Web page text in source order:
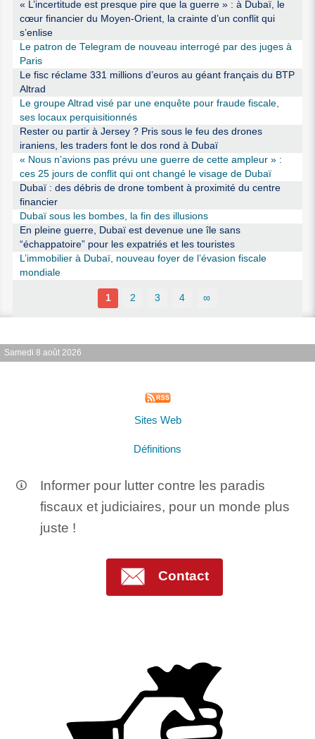
« L’incertitude est presque pire que la guerre » : à Dubaï, le
cœur financier du Moyen-Orient, la crainte d’un conflit qui
s’enlise
Le patron de Telegram de nouveau interrogé par des juges à
Paris
Le fisc réclame 331 millions d’euros au géant français du BTP
Altrad
Le groupe Altrad visé par une enquête pour fraude fiscale,
ses locaux perquisitionnés
Rester ou partir à Jersey ? Pris sous le feu des drones
iraniens, les traders font le dos rond à Dubaï
« Nous n’avions pas prévu une guerre de cette ampleur » :
ces 25 jours de conflit qui ont changé le visage de Dubaï
Dubaï : des débris de drone tombent à proximité du centre
financier
Dubaï sous les bombes, la fin des illusions
En pleine guerre, Dubaï est devenue une île sans
“échappatoire” pour les expatriés et les touristes
L’immobilier à Dubaï, nouveau foyer de l’évasion fiscale
mondiale
1 2 3 4 ∞
Samedi 8 août 2026
Sites Web
Définitions
Informer pour lutter contre les paradis
fiscaux et judiciaires, pour un monde plus
juste !
Contact